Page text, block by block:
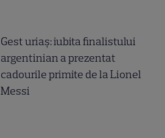
Gest uriaș: iubita finalistului
argentinian a prezentat
cadourile primite de la Lionel
Messi